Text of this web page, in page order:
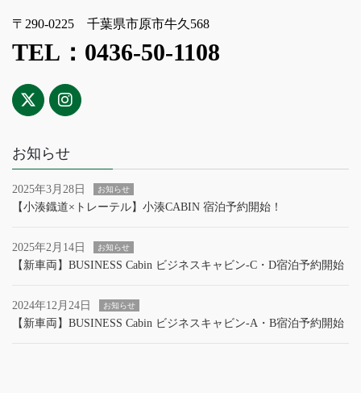
〒290-0225 千葉県市原市牛久568
TEL：0436-50-1108
お知らせ
2025年3月28日 お知らせ
【小湊鐡道×トレーテル】小湊CABIN 宿泊予約開始！
2025年2月14日 お知らせ
【新車両】BUSINESS Cabin ビジネスキャビン‐C・D宿泊予約開始
2024年12月24日 お知らせ
【新車両】BUSINESS Cabin ビジネスキャビン‐A・B宿泊予約開始